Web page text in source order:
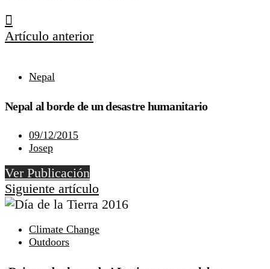
Artículo anterior
Nepal
Nepal al borde de un desastre humanitario
09/12/2015
Josep
Ver Publicación
Siguiente artículo
Climate Change
Outdoors